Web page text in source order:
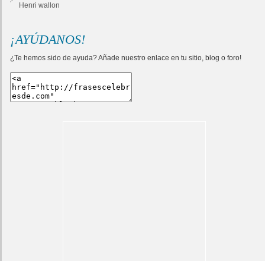
Henri wallon
¡AYÚDANOS!
¿Te hemos sido de ayuda? Añade nuestro enlace en tu sitio, blog o foro!